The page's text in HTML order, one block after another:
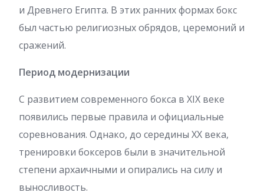
и Древнего Египта. В этих ранних формах бокс
был частью религиозных обрядов, церемоний и
сражений.
Период модернизации
С развитием современного бокса в XIX веке
появились первые правила и официальные
соревнования. Однако, до середины XX века,
тренировки боксеров были в значительной
степени архаичными и опирались на силу и
выносливость.